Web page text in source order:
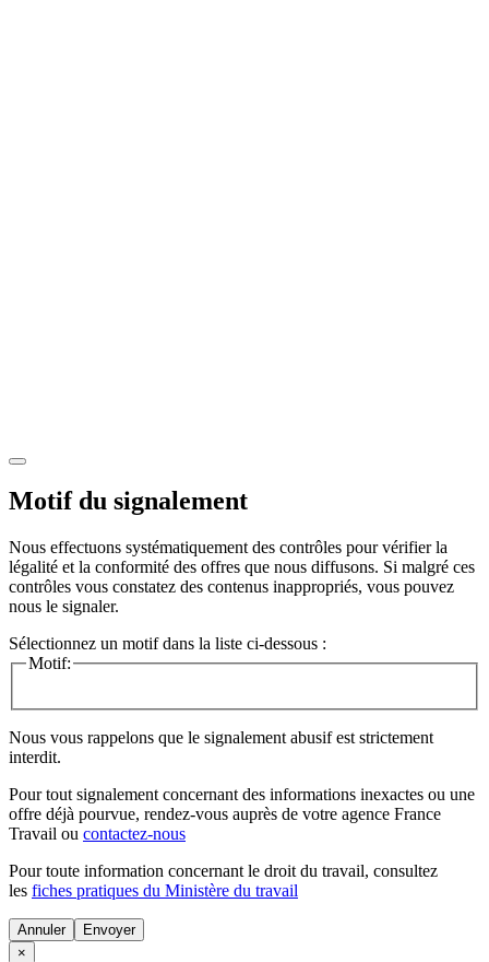
Motif du signalement
Nous effectuons systématiquement des contrôles pour vérifier la
légalité et la conformité des offres que nous diffusons. Si malgré ces
contrôles vous constatez des contenus inappropriés, vous pouvez
nous le signaler.
Sélectionnez un motif dans la liste ci-dessous :
Motif:
Nous vous rappelons que le signalement abusif est strictement
interdit.
Pour tout signalement concernant des informations inexactes ou une
offre déjà pourvue, rendez-vous auprès de votre agence France
Travail ou contactez-nous
Pour toute information concernant le droit du travail, consultez
les fiches pratiques du Ministère du travail
Annuler
×